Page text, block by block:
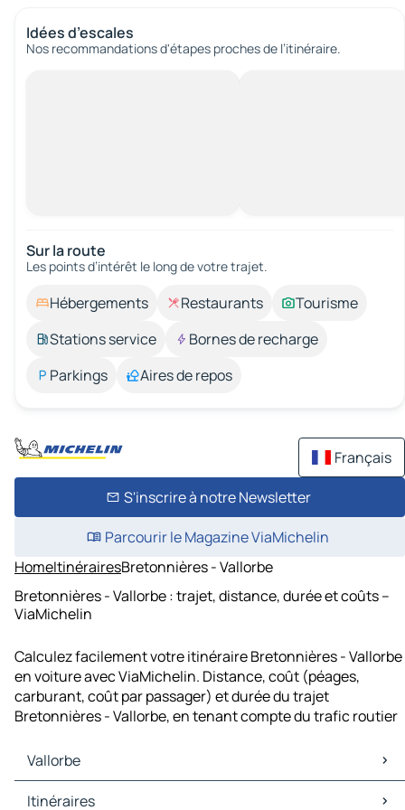
Idées d’escales
Nos recommandations d'étapes proches de l’itinéraire.
Sur la route
Les points d’intérêt le long de votre trajet.
Hébergements Restaurants
Tourisme
Stations service
Bornes de recharge
Parkings
Aires de repos
Français
S'inscrire à notre Newsletter
Parcourir le Magazine ViaMichelin
HomeItinérairesBretonnières - Vallorbe
Bretonnières - Vallorbe : trajet, distance, durée et coûts –
ViaMichelin
Calculez facilement votre itinéraire Bretonnières - Vallorbe
en voiture avec ViaMichelin. Distance, coût (péages,
carburant, coût par passager) et durée du trajet
Bretonnières - Vallorbe, en tenant compte du trafic routier
Vallorbe
Vallorbe Cartes et plans
Itinéraires